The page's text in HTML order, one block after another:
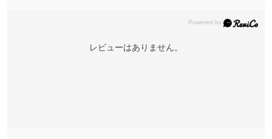
レビューはありません。